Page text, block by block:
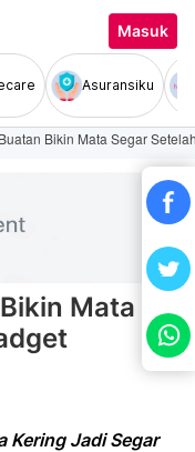
Masuk
Asuransiku
Bikin Mata Segar
Mata
Kering Jadi Segar